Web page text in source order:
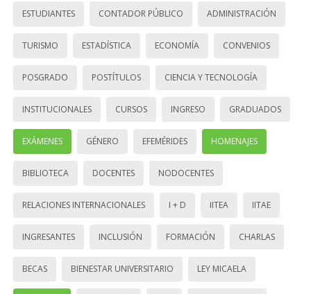
ESTUDIANTES CONTADOR PÚBLICO ADMINISTRACIÓN
TURISMO ESTADÍSTICA ECONOMÍA CONVENIOS
POSGRADO POSTÍTULOS CIENCIA Y TECNOLOGÍA
INSTITUCIONALES CURSOS INGRESO GRADUADOS
EXÁMENES GÉNERO EFEMÉRIDES HOMENAJES
BIBLIOTECA DOCENTES NODOCENTES
RELACIONES INTERNACIONALES I + D IITEA IITAE
INGRESANTES INCLUSIÓN FORMACIÓN CHARLAS
BECAS BIENESTAR UNIVERSITARIO LEY MICAELA